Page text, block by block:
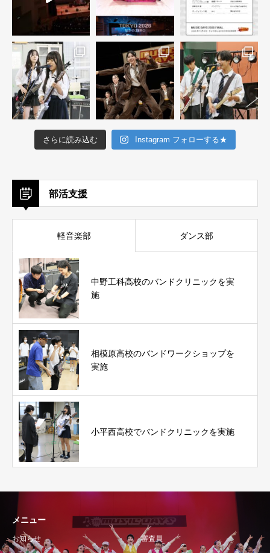
さらに読み込む Instagram フォローする★
部活支援
軽音楽部 ダンス部
中野工科高校のバンドクリニックを実
施
相模原高校のバンドワークショップを
実施
小平西高校でバンドクリニックを実施
メニュー
お知らせ 審査員